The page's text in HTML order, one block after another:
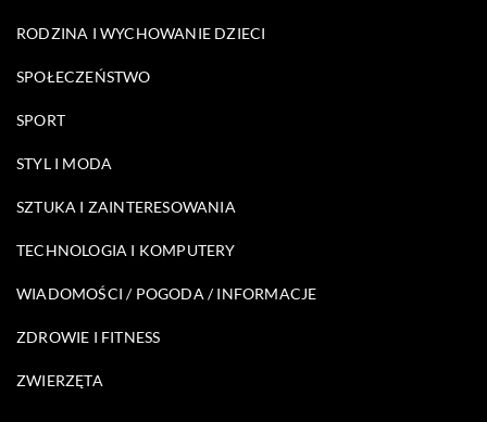
RODZINA I WYCHOWANIE DZIECI
SPOŁECZEŃSTWO
SPORT
STYL I MODA
SZTUKA I ZAINTERESOWANIA
TECHNOLOGIA I KOMPUTERY
WIADOMOŚCI / POGODA / INFORMACJE
ZDROWIE I FITNESS
ZWIERZĘTA